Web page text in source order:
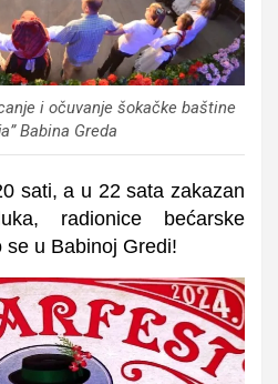
i očuvanje šokačke baštine
Babina Greda
sati, a u 22 sata zakazan
radionice bećarske
se u Babinoj Gredi!